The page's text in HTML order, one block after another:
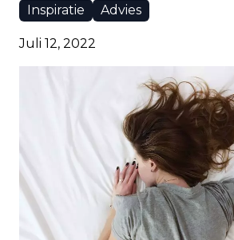
Inspiratie Advies
Juli 12, 2022